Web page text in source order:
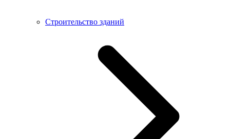
Строительство зданий